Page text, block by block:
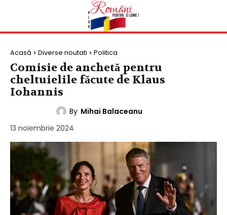
Acasă Diverse noutati Politica
Comisie de anchetă pentru
cheltuielile făcute de Klaus
Iohannis
By Mihai Balaceanu
13 noiembrie 2024